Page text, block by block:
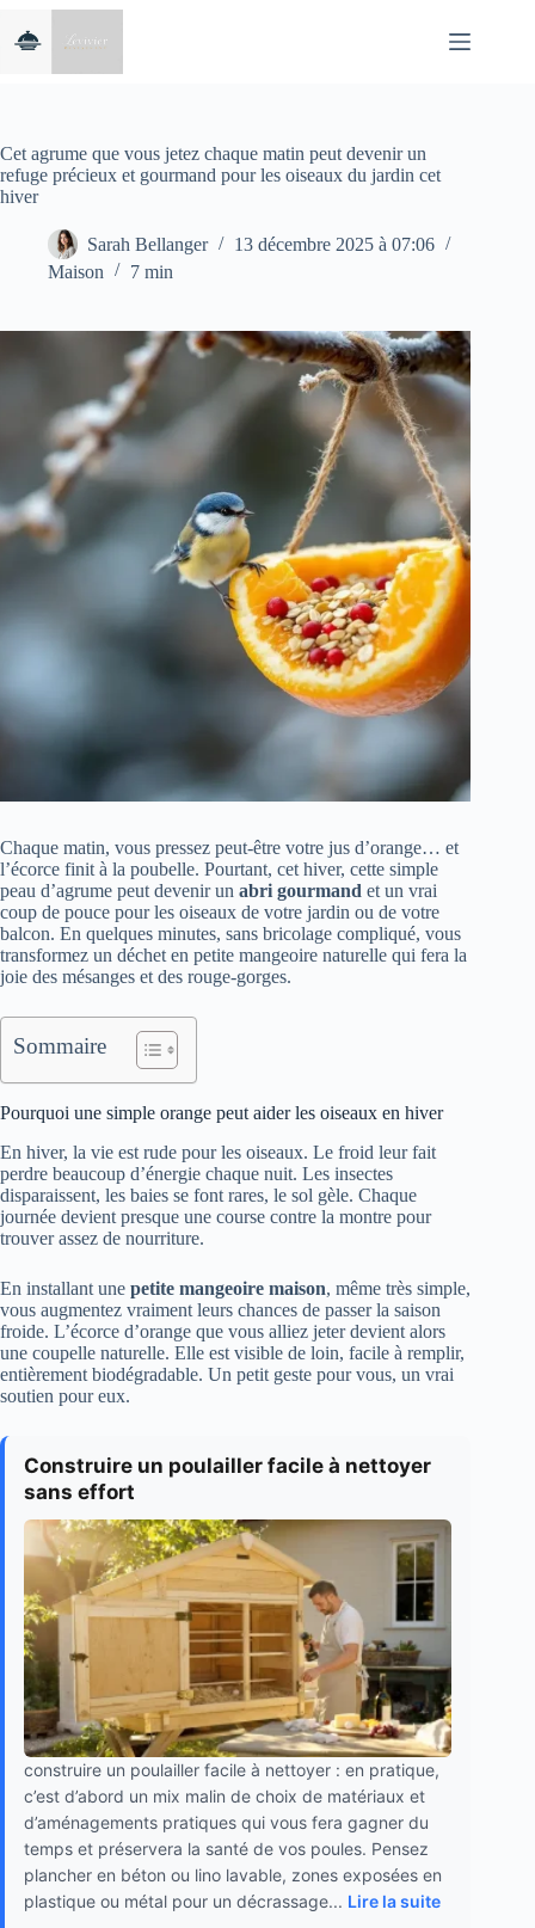
contenu
Cet agrume que vous jetez chaque matin peut devenir un
refuge précieux et gourmand pour les oiseaux du jardin cet
hiver
Sarah Bellanger
13 décembre 2025 à 07:06
Maison
7 min
Chaque matin, vous pressez peut-être votre jus d’orange… et
l’écorce finit à la poubelle. Pourtant, cet hiver, cette simple
peau d’agrume peut devenir un abri gourmand et un vrai
coup de pouce pour les oiseaux de votre jardin ou de votre
balcon. En quelques minutes, sans bricolage compliqué, vous
transformez un déchet en petite mangeoire naturelle qui fera la
joie des mésanges et des rouge-gorges.
Sommaire
Pourquoi une simple orange peut aider les oiseaux en hiver
En hiver, la vie est rude pour les oiseaux. Le froid leur fait
perdre beaucoup d’énergie chaque nuit. Les insectes
disparaissent, les baies se font rares, le sol gèle. Chaque
journée devient presque une course contre la montre pour
trouver assez de nourriture.
En installant une petite mangeoire maison, même très simple,
vous augmentez vraiment leurs chances de passer la saison
froide. L’écorce d’orange que vous alliez jeter devient alors
une coupelle naturelle. Elle est visible de loin, facile à remplir,
entièrement biodégradable. Un petit geste pour vous, un vrai
soutien pour eux.
Construire un poulailler facile à nettoyer
sans effort
construire un poulailler facile à nettoyer : en pratique,
c’est d’abord un mix malin de choix de matériaux et
d’aménagements pratiques qui vous fera gagner du
temps et préservera la santé de vos poules. Pensez
plancher en béton ou lino lavable, zones exposées en
plastique ou métal pour un décrassage... Lire la suite